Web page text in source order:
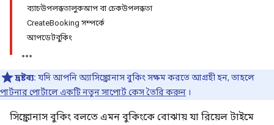
ব্যাচউপলব্ধতালুকআপ বা চেকউপলব্ধতা
CreateBooking সম্পর্কে
আপডেটবুকিং
দ্রষ্টব্য: যদি আপনি অ্যাসিঙ্ক্রোনাস বুকিং সক্ষম করতে আগ্রহী হন, তাহলে
পার্টনার পোর্টালে একটি নতুন সাপোর্ট কেস তৈরি করুন ।
সিঙ্ক্রোনাস বুকিং বলতে এমন বুকিংকে বোঝায় যা রিয়েল টাইমে